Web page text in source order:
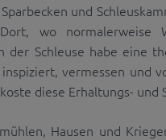
und
wo
der Schleuse habe eine
vermessen und
diese Erhaltungs- und
Hausen und